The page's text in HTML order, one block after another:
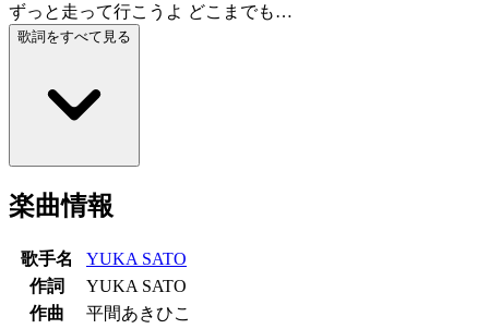
ずっと走って行こうよ どこまでも…
歌詞をすべて見る
楽曲情報
歌手名
YUKA SATO
作詞
YUKA SATO
作曲
平間あきひこ